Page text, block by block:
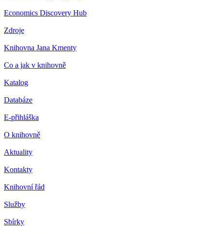
Economics Discovery Hub
Zdroje
Knihovna Jana Kmenty
Co a jak v knihovně
Katalog
Databáze
E-přihláška
O knihovně
Aktuality
Kontakty
Knihovní řád
Služby
Sbírky